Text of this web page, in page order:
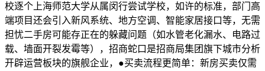
校逐个上海师范大学从属闵行尝试学校，如许的标准，部门高
端项目还会引入新风系统、地方空调、智能家居接口等，无需
担忧二手房可能存正在的躲藏问题（如水管老化漏水、电路过
载、墙面开裂发霉等），招商蛇口是招商局集团旗下城市分析
开辟运营板块的旗舰企业，●买卖流程更简单：新房买卖仅需